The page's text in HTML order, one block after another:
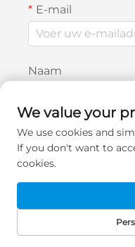
E-mail
Naam
Bedrijfsnaam
We value your
We use cookies and
If you don't want to
cookies.